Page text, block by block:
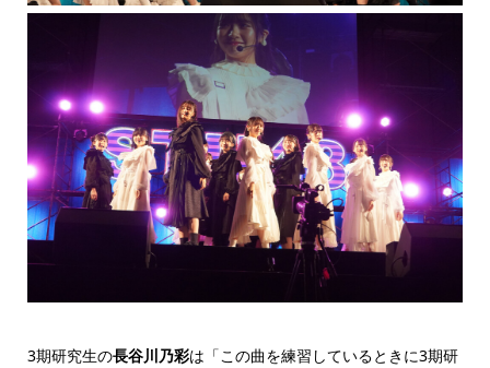
3期研究生の長谷川乃彩は「この曲を練習しているときに3期研